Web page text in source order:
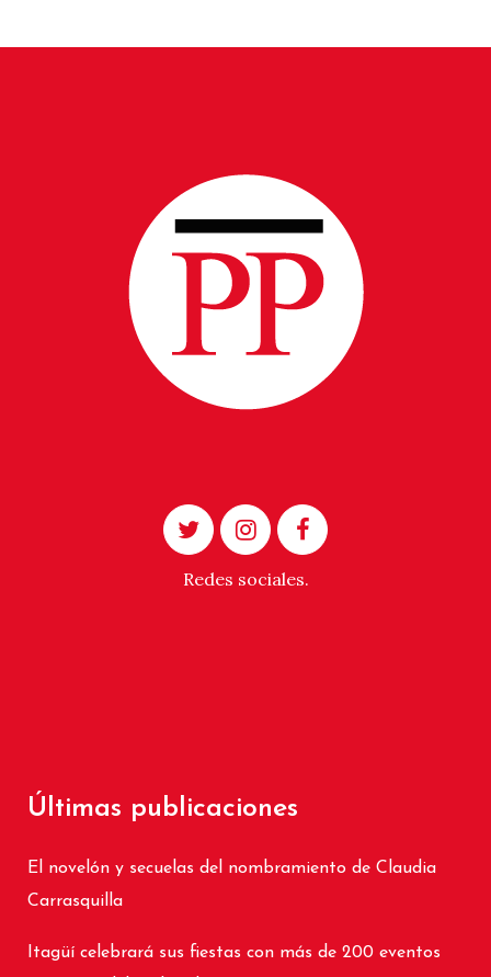
Redes sociales.
Últimas publicaciones
El novelón y secuelas del nombramiento de Claudia
Carrasquilla
Itagüí celebrará sus fiestas con más de 200 eventos